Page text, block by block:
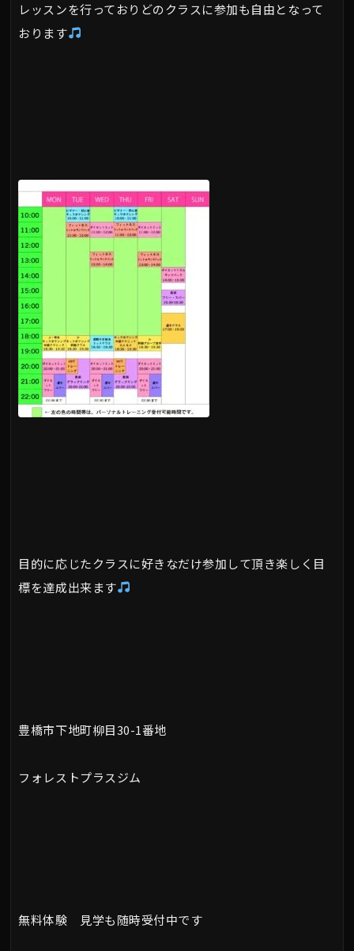
レッスンを行っておりどのクラスに参加も自由となって
おります
目的に応じたクラスに好きなだけ参加して頂き楽しく目
標を達成出来ます
豊橋市下地町柳目30-1番地
フォレストプラスジム
無料体験 見学も随時受付中です